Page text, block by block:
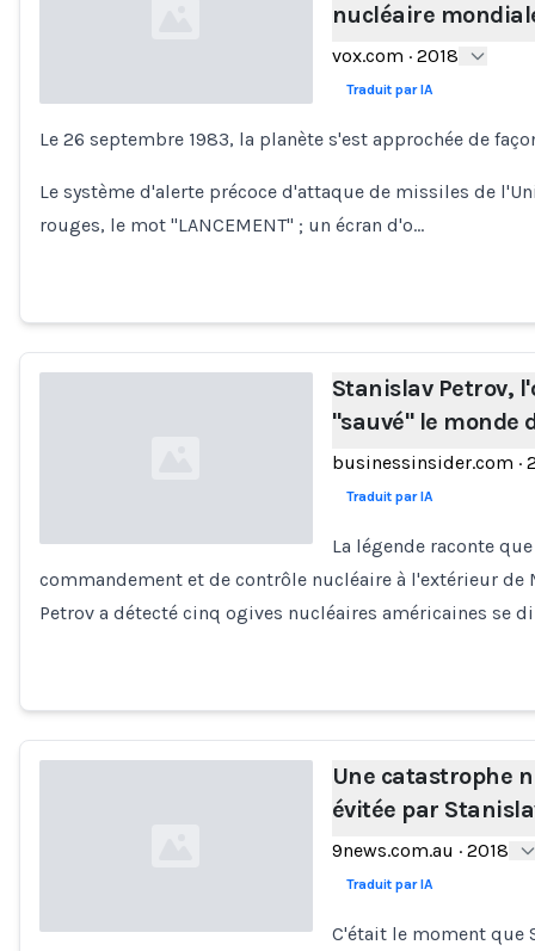
Loading...
nucléaire
vox.com · 2018
Traduit par IA
Le 26 septembre 1983, la planète s'est approchée de
Le système d'alerte précoce d'attaque de missiles de
rouges, le mot "LANCEMENT" ; un écran d'o…
Stanislav Petrov,
"sauvé" le monde
businessinsider.com ·
Traduit par IA
La légende raconte
commandement et de contrôle nucléaire à l'extérieur
Petrov a détecté cinq ogives nucléaires américaines se
Une catastrophe
évitée par
9news.com.au · 2018
Traduit par IA
C'était le moment que